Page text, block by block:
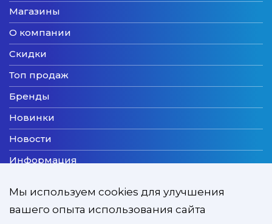
Магазины
О компании
Скидки
Топ продаж
Бренды
Новинки
Новости
Информация
Мы используем cookies для улучшения
вашего опыта использования сайта